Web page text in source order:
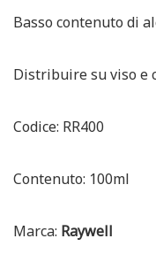
Basso contenuto di
Distribuire su viso e
Codice: RR400
Contenuto: 100ml
Marca: Raywell